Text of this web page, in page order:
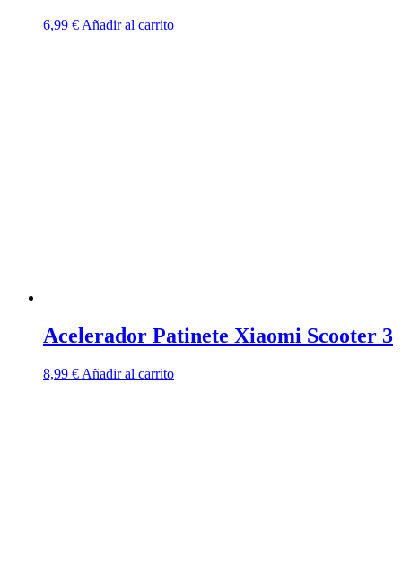
6,99 € Añadir al carrito
Acelerador Patinete Xiaomi Scooter 3
8,99 € Añadir al carrito